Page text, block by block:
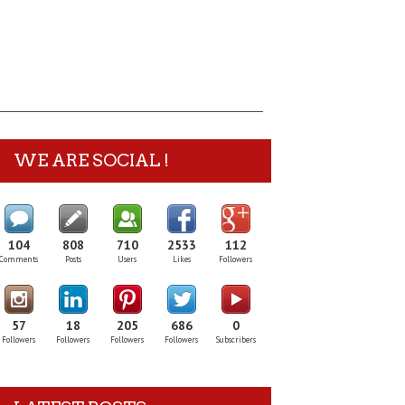
WE ARE SOCIAL !
104
Comments
808
Posts
710
Users
2533
Likes
112
Followers
57
Followers
18
Followers
205
Followers
686
Followers
0
Subscribers